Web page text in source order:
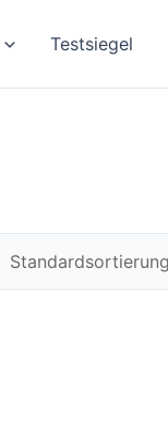
Testsiegel